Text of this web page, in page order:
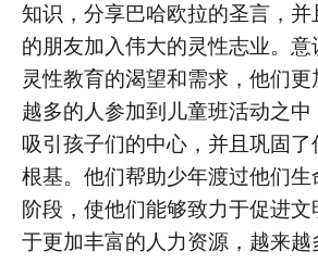
知识，分享巴哈欧拉的圣言，并
的朋友加入伟大的灵性志业。
灵性教育的渴望和需求，他们
越多的人参加到儿童班活动之中
吸引孩子们的中心，并且巩固
根基。他们帮助少年渡过他们
阶段，使他们能够致力于促进
于更加丰富的人力资源，越来